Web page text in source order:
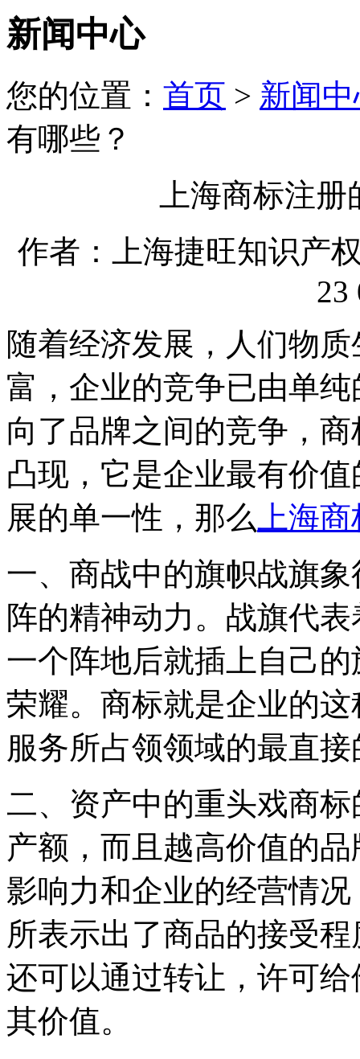
新闻中心
您的位置： 首页 > 新闻
有哪些？
上海商标注
作者：上海捷旺知识产
23
随着经济发展，人们物
富，企业的竞争已由单
向了品牌之间的竞争，
凸现，它是企业最有价
展的单一性，那么 上海
一、商战中的旗帜战旗
阵的精神动力。战旗代
一个阵地后就插上自己
荣耀。商标就是企业的
服务所占领领域的最直
二、资产中的重头戏商
产额，而且越高价值的
影响力和企业的经营情
所表示出了商品的接受
还可以通过转让，许可
其价值。